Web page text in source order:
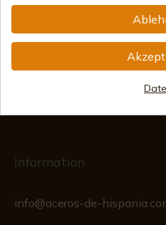
Sichere
Information
info@aceros-de-